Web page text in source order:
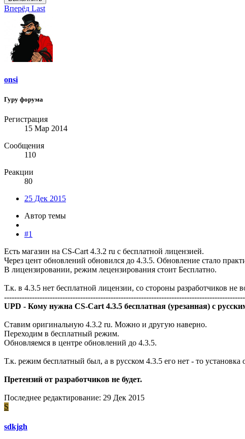
Вперёд Last
onsi
Гуру форума
Регистрация
15 Мар 2014
Сообщения
110
Реакции
80
25 Дек 2015
Автор темы
#1
Есть магазин на CS-Cart 4.3.2 ru с бесплатной лицензией.
Через цент обновлений обновился до 4.3.5. Обновление стало
В лицензировании, режим лецензирования стоит Бесплатно.
Т.к. в 4.3.5 нет бесплатной лицензии, со стороны разработчиков не
UPD - Кому нужна CS-Cart 4.3.5 бесплатная (урезанная) с
Ставим оригинальную 4.3.2 ru. Можно и другую наверно.
Переходим в бесплатный режим.
Обновляемся в центре обновлений до 4.3.5.
Т.к. режим бесплатный был, а в русском 4.3.5 его нет - то
Претензий от разработчиков не будет.
Последнее редактирование: 29 Дек 2015
S
sdkjgh